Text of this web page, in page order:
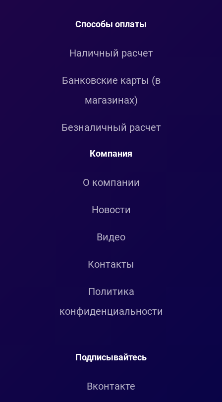
Способы оплаты
Наличный расчет
Банковские карты (в
магазинах)
Безналичный расчет
Компания
О компании
Новости
Видео
Контакты
Политика
конфиденциальности
Подписывайтесь
Вконтакте